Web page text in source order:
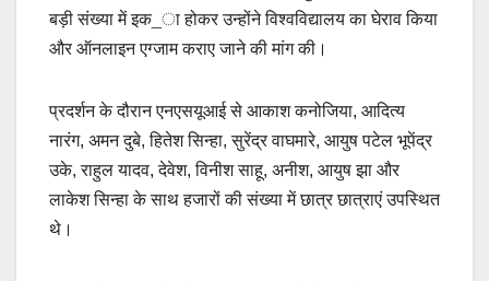
बड़ी संख्या में इक_ा होकर उन्होंने विश्वविद्यालय का घेराव किया
और ऑनलाइन एग्जाम कराए जाने की मांग की।
प्रदर्शन के दौरान एनएसयूआई से आकाश कनोजिया, आदित्य
नारंग, अमन दुबे, हितेश सिन्हा, सुरेंद्र वाघमारे, आयुष पटेल भूपेंद्र
उके, राहुल यादव, देवेश, विनीश साहू, अनीश, आयुष झा और
लाकेश सिन्हा के साथ हजारों की संख्या में छात्र छात्राएं उपस्थित
थे।